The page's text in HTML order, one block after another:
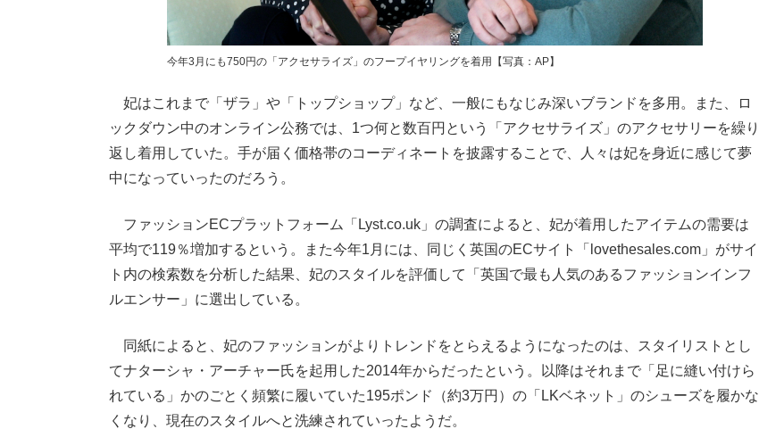
今年3月にも750円の「アクセサライズ」のフープイヤリングを着用【写真：AP】
妃はこれまで「ザラ」や「トップショップ」など、一般にもなじみ深いブランドを多用。また、ロ
ックダウン中のオンライン公務では、1つ何と数百円という「アクセサライズ」のアクセサリーを繰り
返し着用していた。手が届く価格帯のコーディネートを披露することで、人々は妃を身近に感じて夢
中になっていったのだろう。
ファッションECプラットフォーム「Lyst.co.uk」の調査によると、妃が着用したアイテムの需要は
平均で119％増加するという。また今年1月には、同じく英国のECサイト「lovethesales.com」がサイ
ト内の検索数を分析した結果、妃のスタイルを評価して「英国で最も人気のあるファッションインフ
ルエンサー」に選出している。
同紙によると、妃のファッションがよりトレンドをとらえるようになったのは、スタイリストとし
てナターシャ・アーチャー氏を起用した2014年からだったという。以降はそれまで「足に縫い付けら
れている」かのごとく頻繁に履いていた195ポンド（約3万円）の「LKベネット」のシューズを履かな
くなり、現在のスタイルへと洗練されていったようだ。